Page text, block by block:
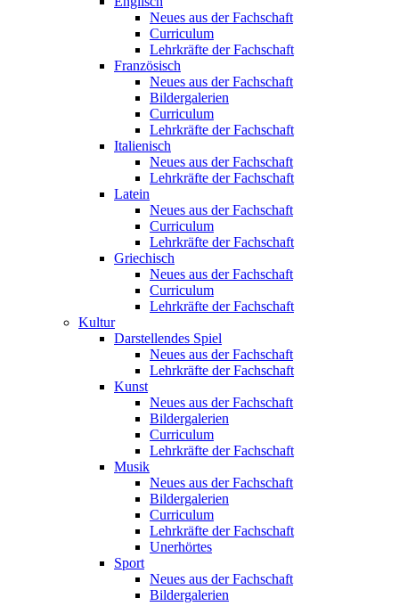
Neues aus der Fachschaft
Curriculum
Lehrkräfte der Fachschaft
Französisch
Neues aus der Fachschaft
Bildergalerien
Curriculum
Lehrkräfte der Fachschaft
Italienisch
Neues aus der Fachschaft
Lehrkräfte der Fachschaft
Latein
Neues aus der Fachschaft
Curriculum
Lehrkräfte der Fachschaft
Griechisch
Neues aus der Fachschaft
Curriculum
Lehrkräfte der Fachschaft
Kultur
Darstellendes Spiel
Neues aus der Fachschaft
Lehrkräfte der Fachschaft
Kunst
Neues aus der Fachschaft
Bildergalerien
Curriculum
Lehrkräfte der Fachschaft
Musik
Neues aus der Fachschaft
Bildergalerien
Curriculum
Lehrkräfte der Fachschaft
Unerhörtes
Sport
Neues aus der Fachschaft
Bildergalerien